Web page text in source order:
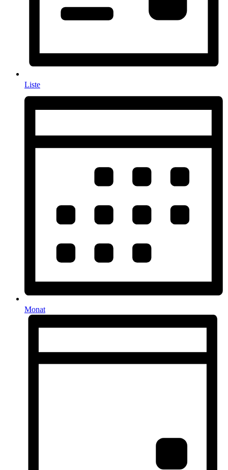
Liste
Monat